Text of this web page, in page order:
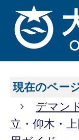
現在のペー
デマン
立・仰木・